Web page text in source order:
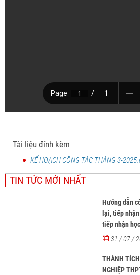
Tài liệu đính kèm
KẾ HOẠCH CÔNG TÁC THÁNG 3-
TIN TỨC MỚI NHẤT
Hướng dẫn
lại, tiếp
tiếp nhận
tại các31 / 07 /
THÀNH
NGHIỆP